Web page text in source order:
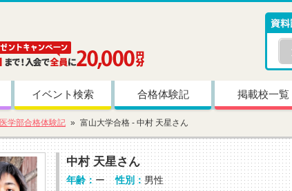
イベント検索 合格体験記 掲載校一覧
医学部合格体験記 富山大学合格 - 中村 天星さん
中村 天星さん
年齢： ー 性別： 男性